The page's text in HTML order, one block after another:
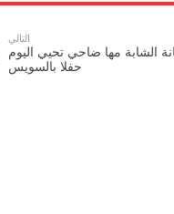
التالي
الشابة مها ضاحي تحيي اليوم
حفلا بالسويس